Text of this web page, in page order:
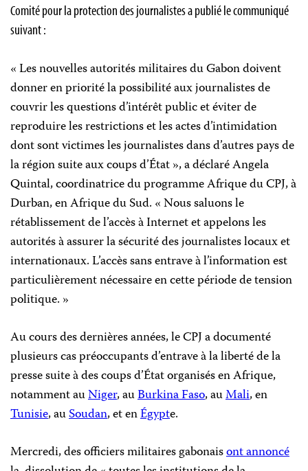
Comité pour la protection des journalistes a publié le communiqué
suivant :
« Les nouvelles autorités militaires du Gabon doivent
donner en priorité la possibilité aux journalistes de
couvrir les questions d’intérêt public et éviter de
reproduire les restrictions et les actes d’intimidation
dont sont victimes les journalistes dans d’autres pays de
la région suite aux coups d’État », a déclaré Angela
Quintal, coordinatrice du programme Afrique du CPJ, à
Durban, en Afrique du Sud. « Nous saluons le
rétablissement de l’accès à Internet et appelons les
autorités à assurer la sécurité des journalistes locaux et
internationaux. L’accès sans entrave à l’information est
particulièrement nécessaire en cette période de tension
politique. »
Au cours des dernières années, le CPJ a documenté
plusieurs cas préoccupants d’entrave à la liberté de la
presse suite à des coups d’État organisés en Afrique,
notamment auNiger, auBurkina Faso, auMali, en
Tunisie, auSoudan, et enÉgypte.
Mercredi, des officiers militaires gabonaisont annoncé